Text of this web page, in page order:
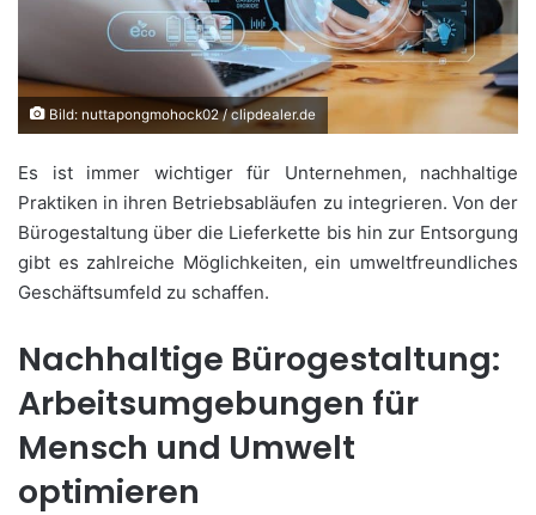
Bild: nuttapongmohock02 / clipdealer.de
Es ist immer wichtiger für Unternehmen, nachhaltige
Praktiken in ihren Betriebsabläufen zu integrieren. Von der
Bürogestaltung über die Lieferkette bis hin zur Entsorgung
gibt es zahlreiche Möglichkeiten, ein umweltfreundliches
Geschäftsumfeld zu schaffen.
Nachhaltige Bürogestaltung:
Arbeitsumgebungen für
Mensch und Umwelt
optimieren